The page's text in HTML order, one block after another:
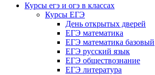
Курсы егэ и огэ в классах
Курсы ЕГЭ
День открытых дверей
ЕГЭ математика
ЕГЭ математика базовый
ЕГЭ русский язык
ЕГЭ обществознание
ЕГЭ литература